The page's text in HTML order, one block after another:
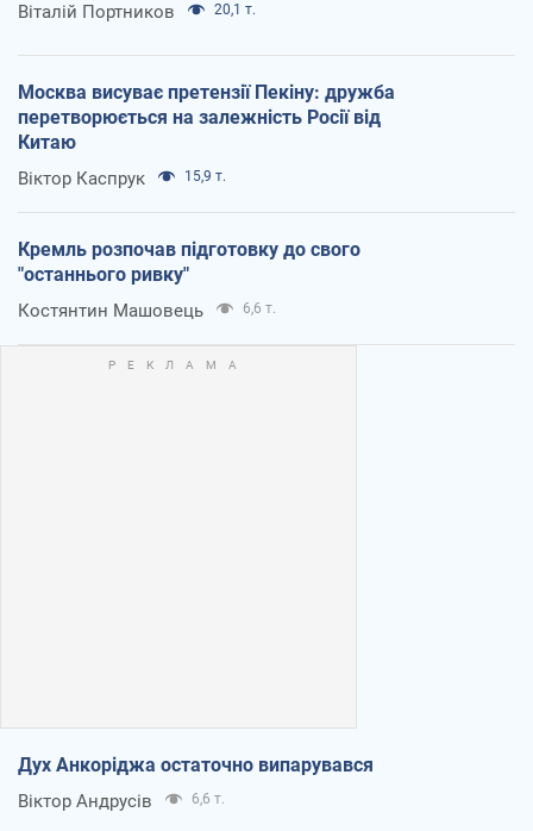
Віталій Портников 20,1 т.
Москва висуває претензії Пекіну: дружба
перетворюється на залежність Росії від
Китаю
Віктор Каспрук 15,9 т.
Кремль розпочав підготовку до свого
"останнього ривку"
Костянтин Машовець 6,6 т.
Дух Анкоріджа остаточно випарувався
Віктор Андрусів 6,6 т.